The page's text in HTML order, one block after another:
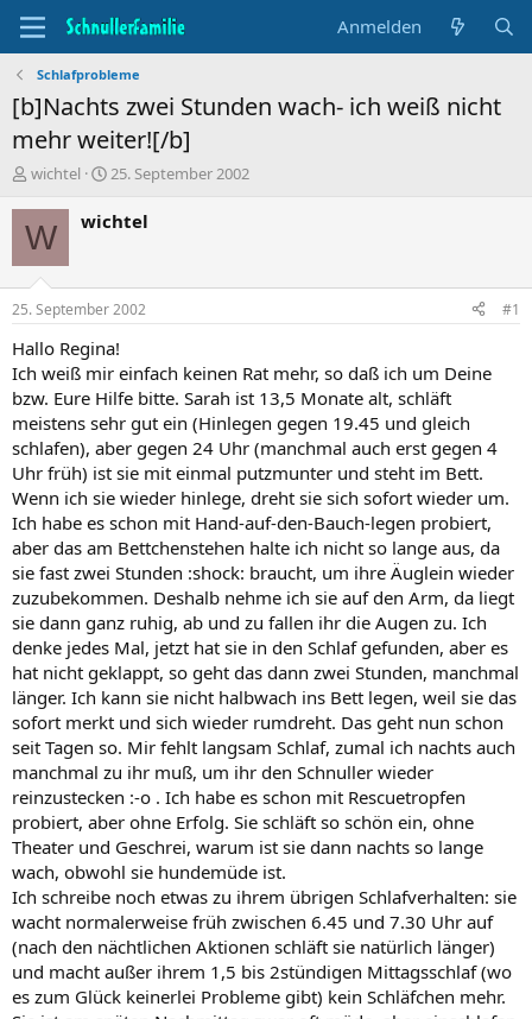
Anmelden
Schlafprobleme
[b]Nachts zwei Stunden wach- ich weiß nicht
mehr weiter![/b]
T
e
m
n
t
a
t
e
r
wichtel
B
g
d
a
t
m
25. September 2002
W wichtel
25. September 2002 #1
Hallo Regina!
Ich weiß mir einfach keinen Rat mehr, so daß ich um Deine
bzw. Eure Hilfe bitte. Sarah ist 13,5 Monate alt, schläft
meistens sehr gut ein (Hinlegen gegen 19.45 und gleich
schlafen), aber gegen 24 Uhr (manchmal auch erst gegen 4
Uhr früh) ist sie mit einmal putzmunter und steht im Bett.
Wenn ich sie wieder hinlege, dreht sie sich sofort wieder um.
Ich habe es schon mit Hand-auf-den-Bauch-legen probiert,
aber das am Bettchenstehen halte ich nicht so lange aus, da
sie fast zwei Stunden :shock: braucht, um ihre Äuglein wieder
zuzubekommen. Deshalb nehme ich sie auf den Arm, da liegt
sie dann ganz ruhig, ab und zu fallen ihr die Augen zu. Ich
denke jedes Mal, jetzt hat sie in den Schlaf gefunden, aber es
hat nicht geklappt, so geht das dann zwei Stunden, manchmal
länger. Ich kann sie nicht halbwach ins Bett legen, weil sie das
sofort merkt und sich wieder rumdreht. Das geht nun schon
seit Tagen so. Mir fehlt langsam Schlaf, zumal ich nachts auch
manchmal zu ihr muß, um ihr den Schnuller wieder
reinzustecken :-o . Ich habe es schon mit Rescuetropfen
probiert, aber ohne Erfolg. Sie schläft so schön ein, ohne
Theater und Geschrei, warum ist sie dann nachts so lange
wach, obwohl sie hundemüde ist.
Ich schreibe noch etwas zu ihrem übrigen Schlafverhalten: sie
wacht normalerweise früh zwischen 6.45 und 7.30 Uhr auf
(nach den nächtlichen Aktionen schläft sie natürlich länger)
und macht außer ihrem 1,5 bis 2stündigen Mittagsschlaf (wo
es zum Glück keinerlei Probleme gibt) kein Schläfchen mehr.